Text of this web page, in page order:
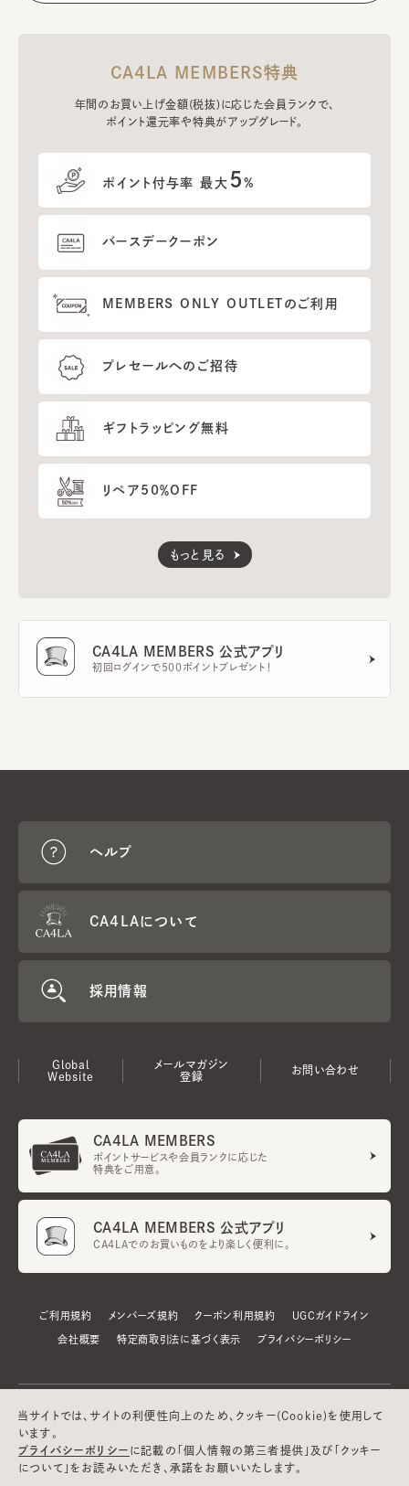
CA4LA MEMBERS特典
年間のお買い上げ金額(税抜)に応じた会員ランクで、
ポイント還元率や特典がアップグレード。
ポイント付与率 最大 5%
バースデークーポン
MEMBERS ONLY OUTLETのご利用
プレセールへのご招待
ギフトラッピング無料
リペア50％OFF
もっと見る
CA4LA MEMBERS 公式アプリ
初回ログインで500ポイントプレゼント！
ヘルプ
CA4LAについて
採用情報
Global
Website
メールマガジン
登録
お問い合わせ
CA4LA MEMBERS
ポイントサービスや会員ランクに応じた
特典をご用意。
CA4LA MEMBERS 公式アプリ
CA4LAでのお買いものをより楽しく便利に。
ご利用規約 メンバーズ規約 クーポン利用規約 UGCガイドライン
会社概要 特定商取引法に基づく表示 プライバシーポリシー
当サイトでは、サイトの利便性向上のため、クッキー(Cookie)を使用して
います。
プライバシーポリシー に記載の「個人情報の第三者提供」及び「クッキー
について」をお読みいただき、承諾をお願いいたします。